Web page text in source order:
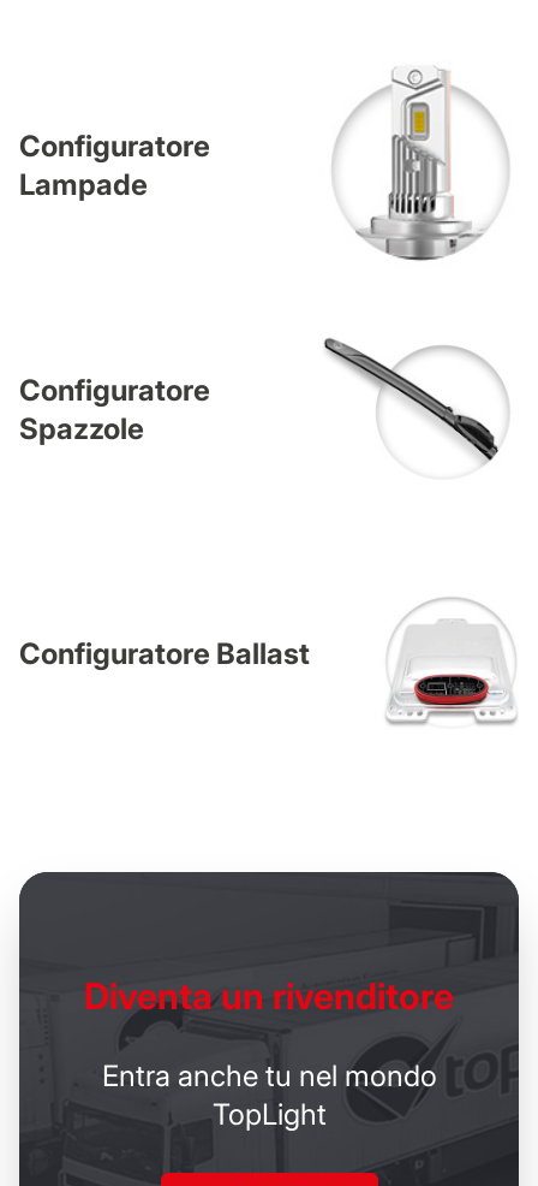
Configuratore
Lampade
Configuratore
Spazzole
Configuratore Ballast
Diventa un rivenditore
Entra anche tu nel mondo
TopLight